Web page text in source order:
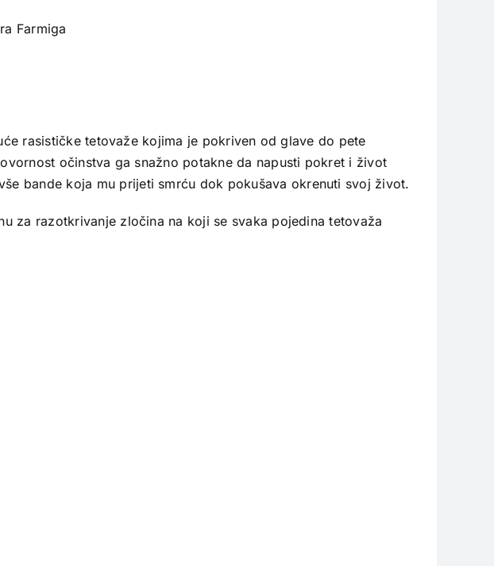
Farmiga
rasističke tetovaže kojima je pokriven od glave do pete
očinstva ga snažno potakne da napusti pokret i život
bande koja mu prijeti smrću dok pokušava okrenuti svoj život.
za razotkrivanje zločina na koji se svaka pojedina tetovaža